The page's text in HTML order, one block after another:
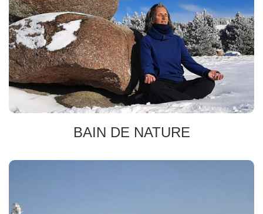
INSTANT POUR SOI
calme intérieur
se ressourcer
BAIN DE NATURE